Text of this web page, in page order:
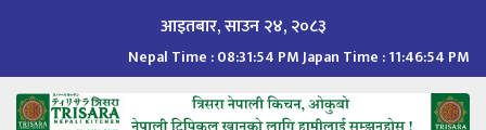
आइतबार, साउन २४, २०८३
Nepal Time :08:31:55 PMJapan Time :11:46:55 PM